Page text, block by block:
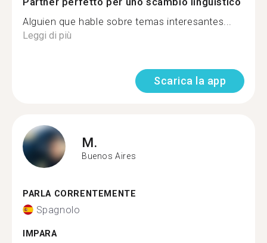
Alguien que hable sobre temas interesantes...
Leggi di più
Scarica la app
M.
Buenos Aires
PARLA CORRENTEMENTE
Spagnolo
IMPARA